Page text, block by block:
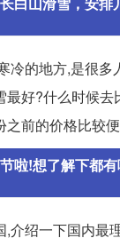
冷的地方,是很多
最好?什么时候
前的价格比较便
啦!想了解下都有
,介绍一下国内最